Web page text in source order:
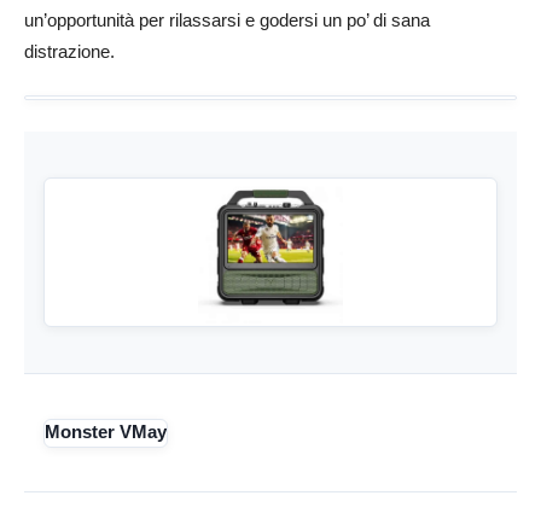
un’opportunità per rilassarsi e godersi un po’ di sana
distrazione.
Monster VMay